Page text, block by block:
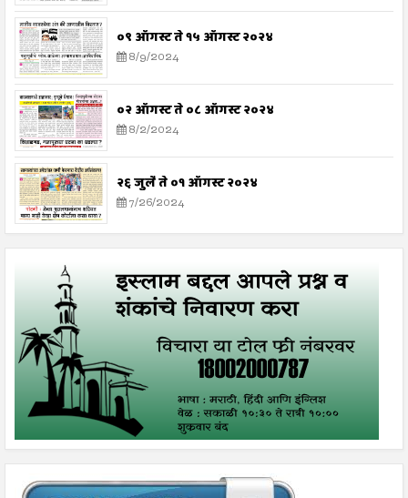
०९ ऑगस्ट ते १५ ऑगस्ट २०२४
8/9/2024
०२ ऑगस्ट ते ०८ ऑगस्ट २०२४
8/2/2024
२६ जुलै ते ०१ ऑगस्ट २०२४
7/26/2024